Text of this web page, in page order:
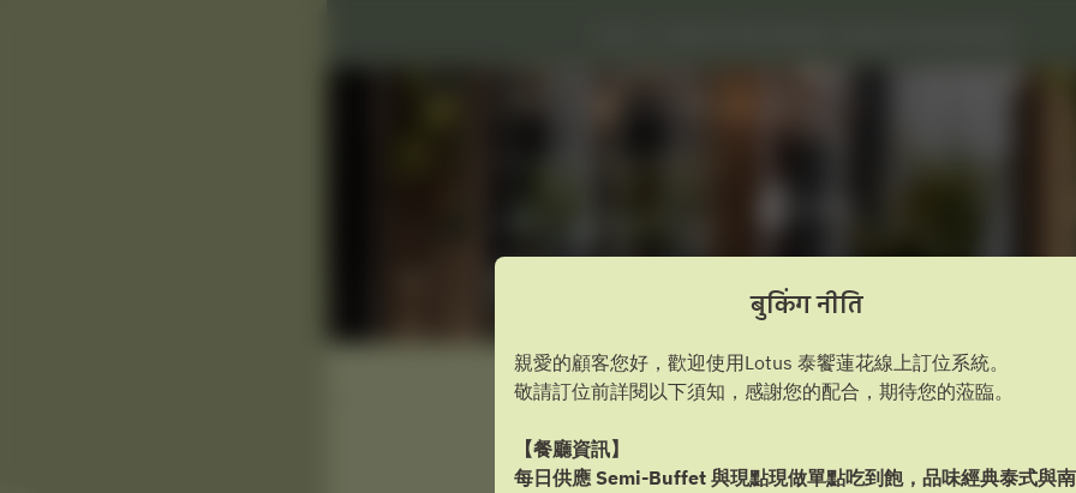
बुकिंग नीति देखें
बुकिंग नीति
親愛的顧客您好，歡迎使用Lotus 泰饗蓮花線上訂位系統。
敬請訂位前詳閱以下須知，感謝您的配合，期待您的蒞臨。
【餐廳資訊】
每日供應 Semi-Buffet 與現點現做單點吃到飽，品味經典泰式與